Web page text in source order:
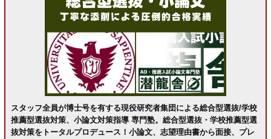
スタッフ全員が博士号を有する現役研究者集団による総合型選抜/学校
推薦型選抜対策、小論文対策指導 専門塾。総合型選抜・学校推薦型選
抜対策をトータルプロデュース！小論文、志望理由書から面接、プレ